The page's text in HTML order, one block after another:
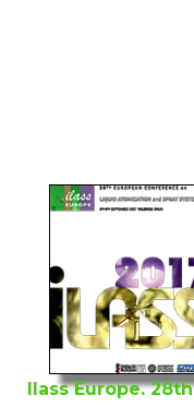
Ilass Europe. 28th